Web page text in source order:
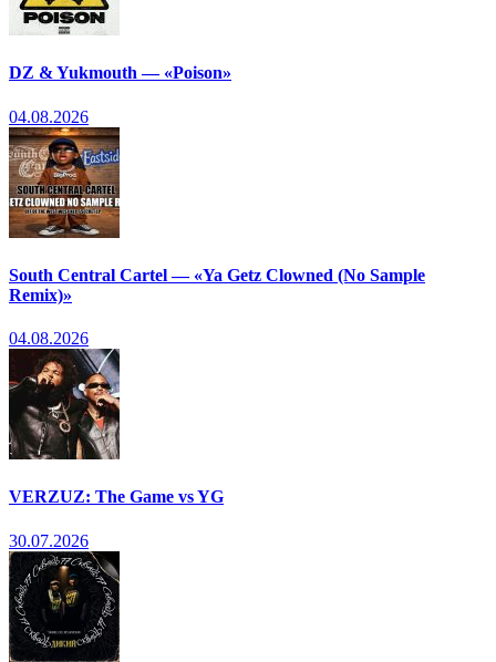
DZ & Yukmouth — «Poison»
04.08.2026
South Central Cartel — «Ya Getz Clowned (No Sample
Remix)»
04.08.2026
VERZUZ: The Game vs YG
30.07.2026